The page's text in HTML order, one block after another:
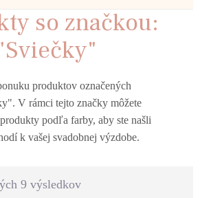
so značkou:
produktov označených
V rámci tejto značky môžete
podľa farby, aby ste našli
k vašej svadobnej výzdobe.
9 výsledkov